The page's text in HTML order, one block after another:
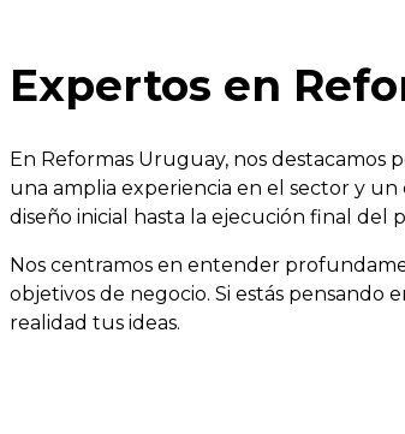
Expertos en
En Reformas Uruguay, nos destacamos
una amplia experiencia en el sector y
diseño inicial hasta la ejecución final del
Nos centramos en entender
objetivos de negocio. Si estás pensando
realidad tus ideas.